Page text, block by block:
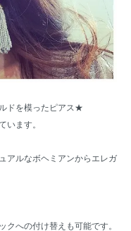
ドを模ったピアス★
います。
アルなボヘミアンからエレガ
クへの付け替えも可能です。